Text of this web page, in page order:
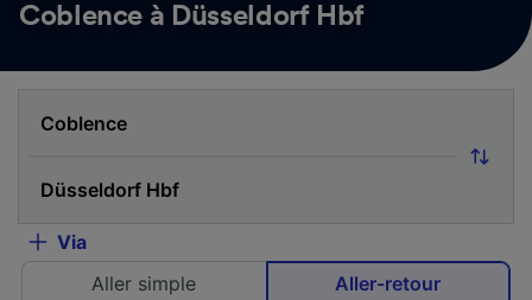
Coblence à Düsseldorf Hbf
Via
Aller simple
Aller-retour